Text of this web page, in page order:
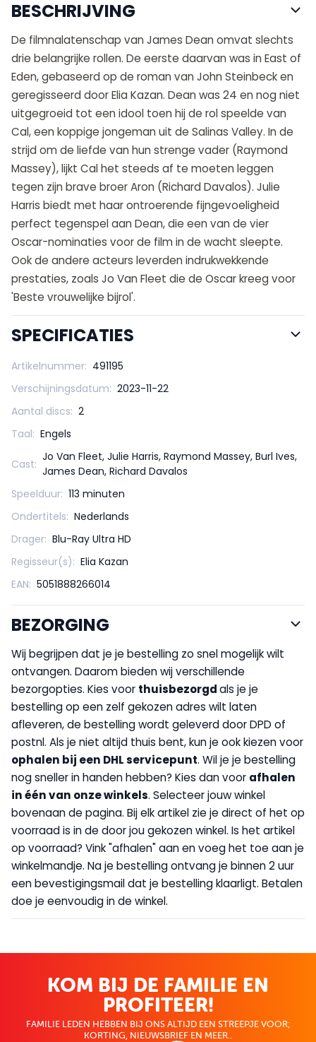
BESCHRIJVING
De filmnalatenschap van James Dean omvat slechts
drie belangrijke rollen. De eerste daarvan was in East of
Eden, gebaseerd op de roman van John Steinbeck en
geregisseerd door Elia Kazan. Dean was 24 en nog niet
uitgegroeid tot een idool toen hij de rol speelde van
Cal, een koppige jongeman uit de Salinas Valley. In de
strijd om de liefde van hun strenge vader (Raymond
Massey), lijkt Cal het steeds af te moeten leggen
tegen zijn brave broer Aron (Richard Davalos). Julie
Harris biedt met haar ontroerende fijngevoeligheid
perfect tegenspel aan Dean, die een van de vier
Oscar-nominaties voor de film in de wacht sleepte.
Ook de andere acteurs leverden indrukwekkende
prestaties, zoals Jo Van Fleet die de Oscar kreeg voor
'Beste vrouwelijke bijrol'.
SPECIFICATIES
Artikelnummer: 491195
Verschijningsdatum: 2023-11-22
Aantal discs: 2
Taal: Engels
Cast:
Jo Van Fleet, Julie Harris, Raymond Massey, Burl Ives,
James Dean, Richard Davalos
Speelduur: 113 minuten
Ondertitels: Nederlands
Drager: Blu-Ray Ultra HD
Regisseur(s): Elia Kazan
EAN: 5051888266014
BEZORGING
Wij begrijpen dat je je bestelling zo snel mogelijk wilt
ontvangen. Daarom bieden wij verschillende
bezorgopties. Kies voor thuisbezorgdals je je
bestelling op een zelf gekozen adres wilt laten
afleveren, de bestelling wordt geleverd door DPD of
postnl. Als je niet altijd thuis bent, kun je ook kiezen voor
ophalen bij een DHL servicepunt. Wil je je bestelling
nog sneller in handen hebben? Kies dan voor afhalen
in één van onze winkels. Selecteer jouw winkel
bovenaan de pagina. Bij elk artikel zie je direct of het op
voorraad is in de door jou gekozen winkel. Is het artikel
op voorraad? Vink "afhalen" aan en voeg het toe aan je
winkelmandje. Na je bestelling ontvang je binnen 2 uur
een bevestigingsmail dat je bestelling klaarligt. Betalen
doe je eenvoudig in de winkel.
KOM BIJ DE FAMILIE EN
PROFITEER!
FAMILIE LEDEN HEBBEN BIJ ONS ALTIJD EEN STREEPJE VOOR;
KORTING, NIEUWSBRIEF EN MEER..